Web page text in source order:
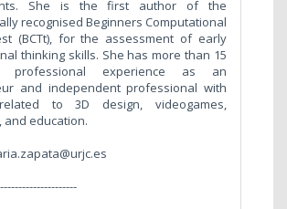
She is the first author of the
recognised Beginners Computational
(BCTt), for the assessment of early
thinking skills. She has more than 15
experience as an
and independent professional with
to 3D design, videogames,
and education.